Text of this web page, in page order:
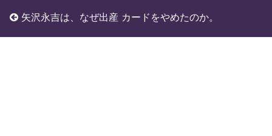
矢沢永吉は、なぜ出産 カードをやめたのか。